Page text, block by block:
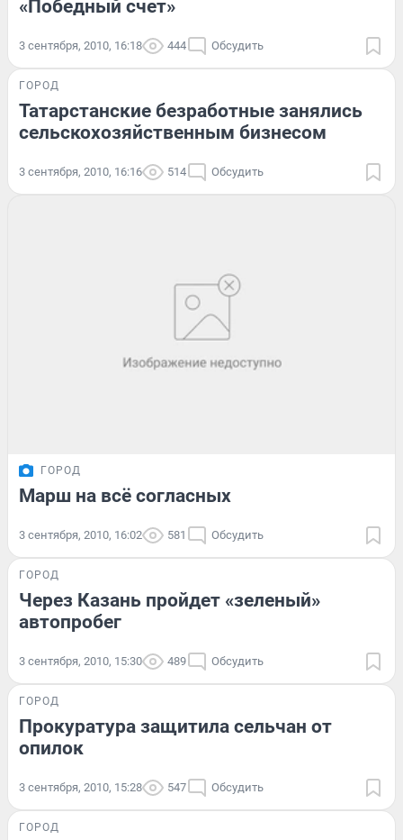
«Победный счет»
3 сентября, 2010, 16:18 444 Обсудить
ГОРОД
Татарстанские безработные занялись
сельскохозяйственным бизнесом
3 сентября, 2010, 16:16 514 Обсудить
ГОРОД
Марш на всё согласных
3 сентября, 2010, 16:02 581 Обсудить
ГОРОД
Через Казань пройдет «зеленый»
автопробег
3 сентября, 2010, 15:30 489 Обсудить
ГОРОД
Прокуратура защитила сельчан от
опилок
3 сентября, 2010, 15:28 547 Обсудить
ГОРОД